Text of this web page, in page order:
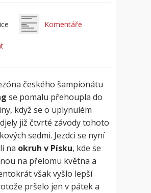
Komentáře
českého šampionátu
se pomalu přehoupla do
když se o uplynulém
již čtvrté závody tohoto
sedmi. Jezdci se nyní
na okruh v Písku, kde se
na přelomu května a
však vyšlo lepší
pršelo jen v pátek a